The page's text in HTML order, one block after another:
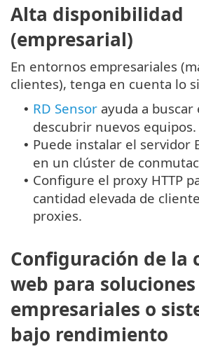
Alta disponibilidad
(empresarial)
En entornos empresariales
clientes), tenga en cuenta lo
• RD Sensor ayuda a
descubrir nuevos equipos.
• Puede instalar el servidor
en un clúster de
• Configure el proxy HTTP
cantidad elevada de
proxies.
Configuración de la
web para soluciones
empresariales o
bajo rendimiento